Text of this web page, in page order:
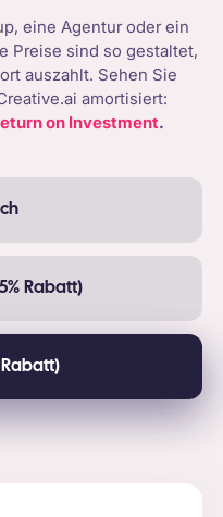
eine Agentur oder ein
Preise sind so gestaltet,
auszahlt. Sehen Sie
amortisiert:
on Investment.
Rabatt)
Rabatt)